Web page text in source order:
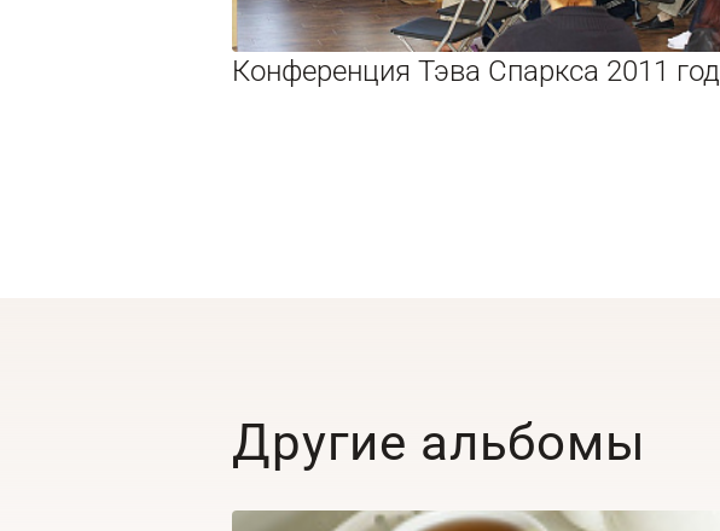
Конференция Тэва Спаркса 2011 год
Другие альбомы